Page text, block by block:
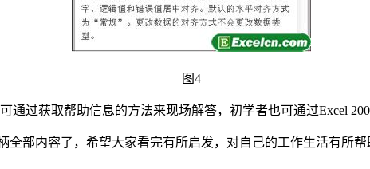
图4
通过获取帮助信息的方法来现场解答，初学者也可通过Excel
部内容了，希望大家看完有所启发，对自己的工作生活有所